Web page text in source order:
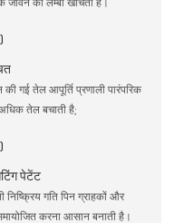
गई तेल आपूर्ति प्रणाली पारंपरिक
तेल बचाती है;
पेटेंट
निष्क्रिय गति पिन ग्राहकों और
करना आसान बनाती है।